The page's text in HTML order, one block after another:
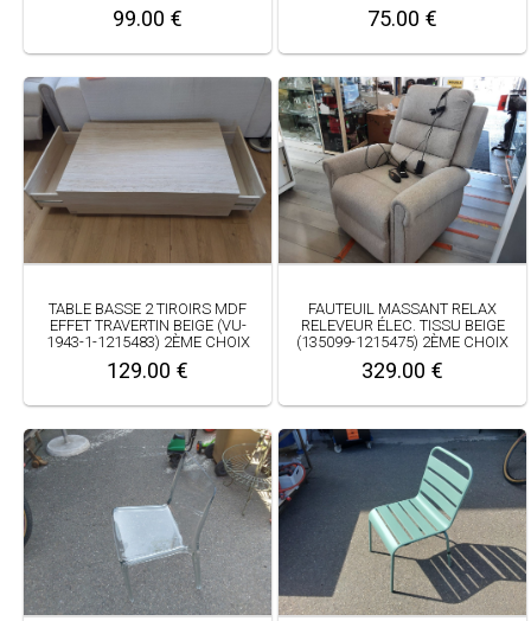
99.00 € 75.00 €
TABLE BASSE 2 TIROIRS MDF
EFFET TRAVERTIN BEIGE (VU-
1943-1-1215483) 2ÈME CHOIX
129.00 €
FAUTEUIL MASSANT RELAX
RELEVEUR ÉLEC. TISSU BEIGE
(135099-1215475) 2ÈME CHOIX
329.00 €